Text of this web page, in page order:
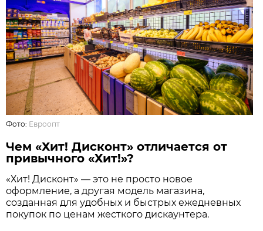
Фото: Евроопт
Чем «Хит! Дисконт» отличается от
привычного «Хит!»?
«Хит! Дисконт» — это не просто новое
оформление, а другая модель магазина,
созданная для удобных и быстрых ежедневных
покупок по ценам жесткого дискаунтера.